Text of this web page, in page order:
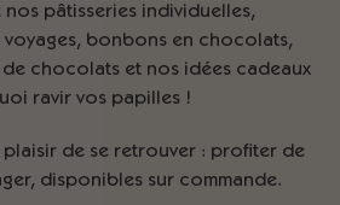
pâtisseries individuelles,
voyages, bonbons en chocolats,
chocolats et nos idées cadeaux
ravir vos papilles !
plaisir de se retrouver : profiter de
disponibles sur commande.